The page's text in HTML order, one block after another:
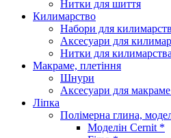
Нитки для шиття
Килимарство
Набори для
Аксесуари для
Нитки для килимарства
Макраме, плетіння
Шнури
Аксесуари для
Ліпка
Полімерна глина,
Моделін Cernit *